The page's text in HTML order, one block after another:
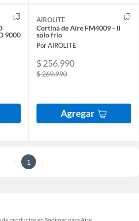
9000
AIROLITE
Cortina de Aire FM4009 - II
solo frío
Por AIROLITE
$ 256.990
$ 269.990
Agregar
1